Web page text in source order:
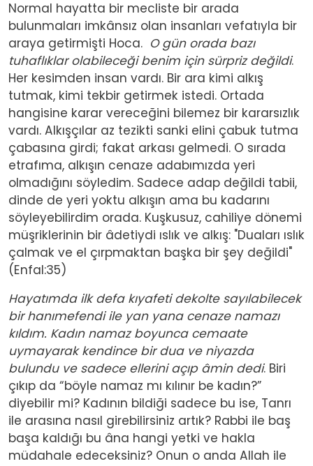
Normal hayatta bir mecliste bir arada
bulunmaları imkânsız olan insanları vefatıyla bir
araya getirmişti Hoca. O gün orada bazı
tuhaflıklar olabileceği benim için sürpriz değildi.
Her kesimden insan vardı. Bir ara kimi alkış
tutmak, kimi tekbir getirmek istedi. Ortada
hangisine karar vereceğini bilemez bir kararsızlık
vardı. Alkışçılar az tezikti sanki elini çabuk tutma
çabasına girdi; fakat arkası gelmedi. O sırada
etrafıma, alkışın cenaze adabımızda yeri
olmadığını söyledim. Sadece adap değildi tabii,
dinde de yeri yoktu alkışın ama bu kadarını
söyleyebilirdim orada. Kuşkusuz, cahiliye dönemi
müşriklerinin bir âdetiydi ıslık ve alkış: "Duaları ıslık
çalmak ve el çırpmaktan başka bir şey değildi"
(Enfal:35)
Hayatımda ilk defa kıyafeti dekolte sayılabilecek
bir hanımefendi ile yan yana cenaze namazı
kıldım. Kadın namaz boyunca cemaate
uymayarak kendince bir dua ve niyazda
bulundu ve sadece ellerini açıp âmin dedi. Biri
çıkıp da “böyle namaz mı kılınır be kadın?”
diyebilir mi? Kadının bildiği sadece bu ise, Tanrı
ile arasına nasıl girebilirsiniz artık? Rabbi ile baş
başa kaldığı bu âna hangi yetki ve hakla
müdahale edeceksiniz? Onun o anda Allah ile